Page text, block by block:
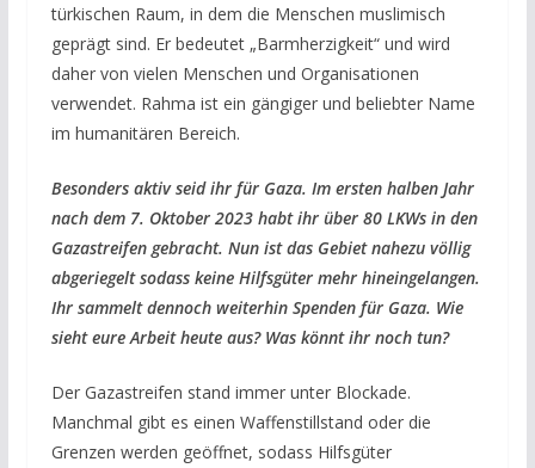
türkischen Raum, in dem die Menschen muslimisch
geprägt sind. Er bedeutet „Barmherzigkeit“ und wird
daher von vielen Menschen und Organisationen
verwendet. Rahma ist ein gängiger und beliebter Name
im humanitären Bereich.
Besonders aktiv seid ihr für Gaza. Im ersten halben Jahr
nach dem 7. Oktober 2023 habt ihr über 80 LKWs in den
Gazastreifen gebracht. Nun ist das Gebiet nahezu völlig
abgeriegelt sodass keine Hilfsgüter mehr hineingelangen.
Ihr sammelt dennoch weiterhin Spenden für Gaza. Wie
sieht eure Arbeit heute aus? Was könnt ihr noch tun?
Der Gazastreifen stand immer unter Blockade.
Manchmal gibt es einen Waffenstillstand oder die
Grenzen werden geöffnet, sodass Hilfsgüter